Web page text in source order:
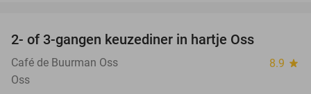
2- of 3-gangen keuzediner in hartje Oss
Café de Buurman Oss 8.9 star
Oss